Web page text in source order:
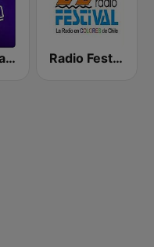
Radio Estación Ranchera Chile Radio Festival